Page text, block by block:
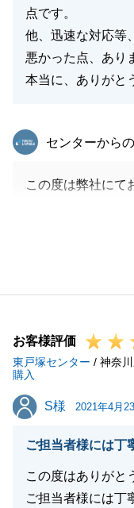
点です。
他、迅速な対応等
悪かった点、あり
本当に、ありがと
東急リバブル
センターから
この度は弊社にて
でき、またお役に
N様からいただい
す。
お住まいにつきま
たらいつでもお気
でございます。
お客様評価
東戸塚センター / 神奈
購入
S様
S様 2021年4月
ご担当者様には丁
この度はありがと
ご担当者様には丁